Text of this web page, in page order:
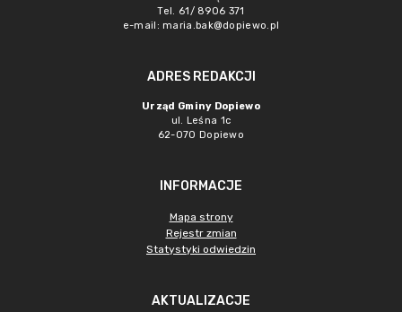
Tel. 61/ 8906 371
e-mail: maria.bak@dopiewo.pl
ADRES REDAKCJI
Urząd Gminy Dopiewo
ul. Leśna 1c
62-070 Dopiewo
INFORMACJE
Mapa strony
Rejestr zmian
Statystyki odwiedzin
AKTUALIZACJE